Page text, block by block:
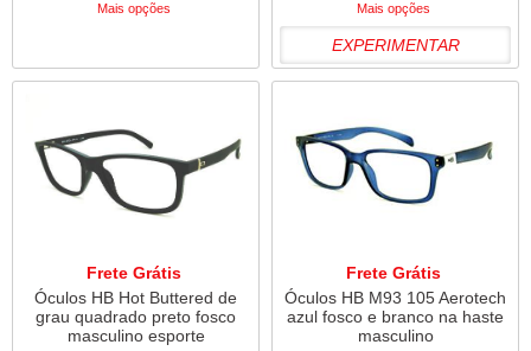
Mais opções Mais opções
EXPERIMENTAR
Frete Grátis
Óculos HB Hot Buttered de
grau quadrado preto fosco
masculino esporte
Frete Grátis
Óculos HB M93 105 Aerotech
azul fosco e branco na haste
masculino